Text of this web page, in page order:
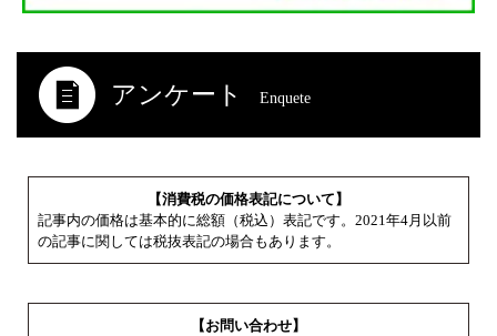
アンケート Enquete
【消費税の価格表記について】
記事内の価格は基本的に総額（税込）表記です。2021年4月以前
の記事に関しては税抜表記の場合もあります。
【お問い合わせ】